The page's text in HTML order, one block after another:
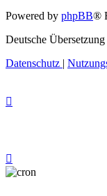
Powered by phpBB®
Deutsche
Datenschutz |